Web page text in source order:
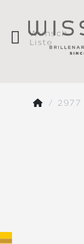
Wunsch
Liste
2977